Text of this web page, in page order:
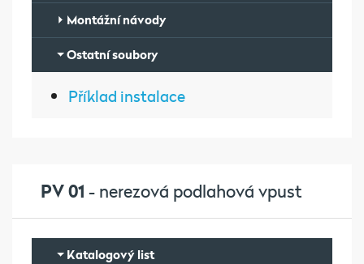
Montážní návody
Ostatní soubory
Příklad instalace
PV 01 - nerezová podlahová vpust
Katalogový list